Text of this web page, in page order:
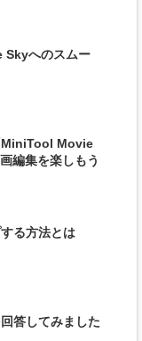
Skyへのスムー
MiniTool Movie
編集を楽しもう
る方法とは
答してみました